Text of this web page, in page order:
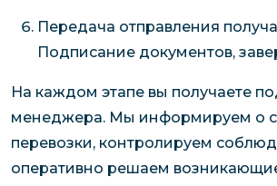
Передача отправления
Подписание документов,
На каждом этапе вы получаете
менеджера. Мы информируем о
перевозки, контролируем
оперативно решаем